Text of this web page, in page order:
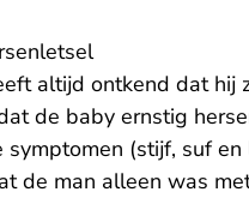
altijd ontkend dat hij
de baby ernstig
symptomen (stijf, suf
de man alleen was